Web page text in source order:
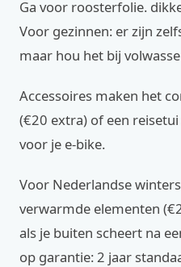
Ga voor roosterfolie.
Voor gezinnen: er zijn
maar hou het bij
Accessoires maken het
(€20 extra) of een
voor je e-bike.
Voor Nederlandse
verwarmde elementen
als je buiten scheert na
op garantie: 2 jaar